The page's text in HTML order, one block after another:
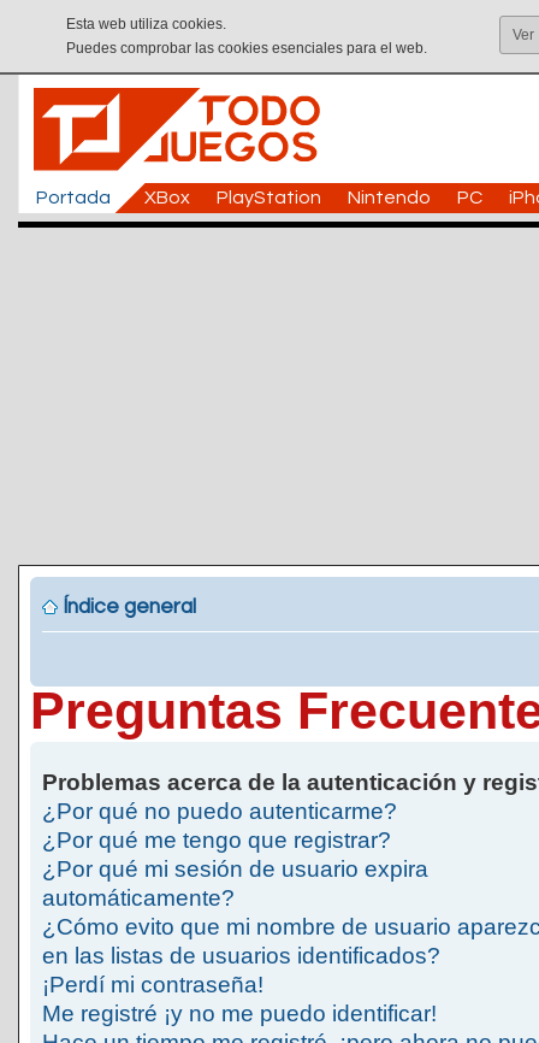
Esta web utiliza cookies.
Puedes comprobar las cookies esenciales para el web.
Ver
Portada XBox PlayStation Nintendo PC
Índice general
Preguntas
Problemas acerca de la autenticación y
¿Por qué no puedo autenticarme?
¿Por qué me tengo que registrar?
¿Por qué mi sesión de usuario expira
automáticamente?
¿Cómo evito que mi nombre de usuario
en las listas de usuarios identificados?
¡Perdí mi contraseña!
Me registré ¡y no me puedo identificar!